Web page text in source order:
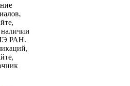
наличии
РАН.